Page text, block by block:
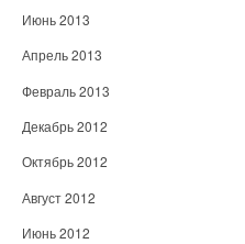
Июнь 2013
Апрель 2013
Февраль 2013
Декабрь 2012
Октябрь 2012
Август 2012
Июнь 2012